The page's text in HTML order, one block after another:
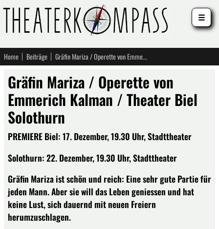
Home Beiträge Gräfin Mariza / Operette von Emmerich Kalman / Theater Biel Solothurn
Gräfin Mariza / Operette von
Emmerich Kalman / Theater Biel
Solothurn
PREMIERE Biel: 17. Dezember, 19.30 Uhr, Stadttheater
Solothurn: 22. Dezember, 19.30 Uhr, Stadttheater
Gräfin Mariza ist schön und reich: Eine sehr gute Partie für
jeden Mann. Aber sie will das Leben geniessen und hat
keine Lust, sich dauernd mit neuen Freiern
herumzuschlagen.
☰